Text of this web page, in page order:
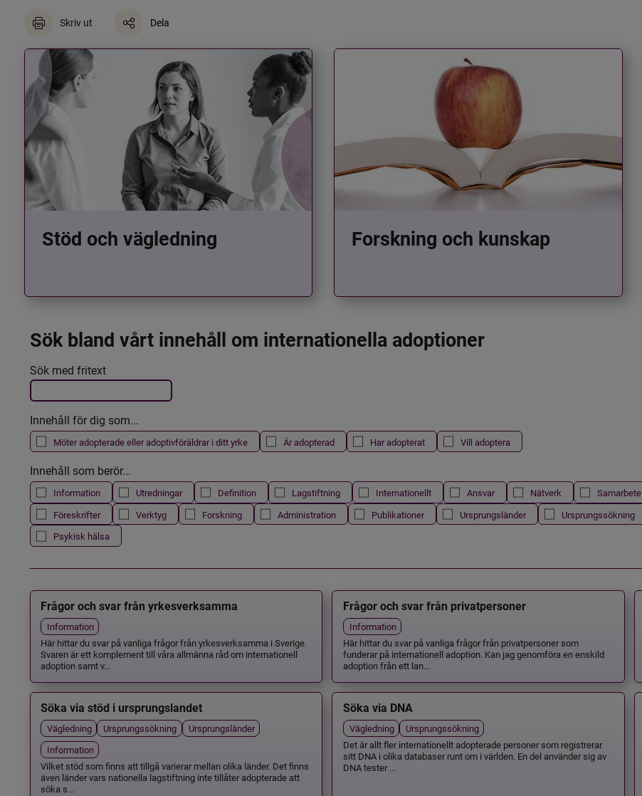
Skriv ut Dela
Stöd och vägledning Forskning och kunskap
Sök bland vårt innehåll om internationella adoptioner
Filtrera resultatet
Det här formuläret postas automatiskt
Sök med fritext
Innehåll för dig som...
Möter adopterade eller adoptivföräldrar i ditt yrke Är adopterad Har adopterat Vill adoptera
Innehåll som berör...
Information Utredningar Definition Lagstiftning Internationellt Ansvar Nätverk Samarbete
Föreskrifter
Verktyg Forskning Administration Publikationer Ursprungsländer Ursprungssökning
Psykisk hälsa
Frågor och svar från yrkesverksamma
Information
Här hittar du svar på vanliga frågor från yrkesverksamma i Sverige.
Svaren är ett komplement till våra allmänna råd om internationell
adoption samt v...
Frågor och svar från privatpersoner
Information
Här hittar du svar på vanliga frågor från privatpersoner som
funderar på internationell adoption. Kan jag genomföra en enskild
adoption från ett lan...
Söka via stöd i ursprungslandet
Vägledning Ursprungssökning
Ursprungsländer
Information
Vilket stöd som finns att tillgå varierar mellan olika länder. Det finns
även länder vars nationella lagstiftning inte tillåter adopterade att
söka s...
Söka via DNA
Vägledning
Ursprungssökning
Det är allt fler internationellt adopterade personer som registrerar
sitt DNA i olika databaser runt om i världen. En del använder sig av
DNA tester ...